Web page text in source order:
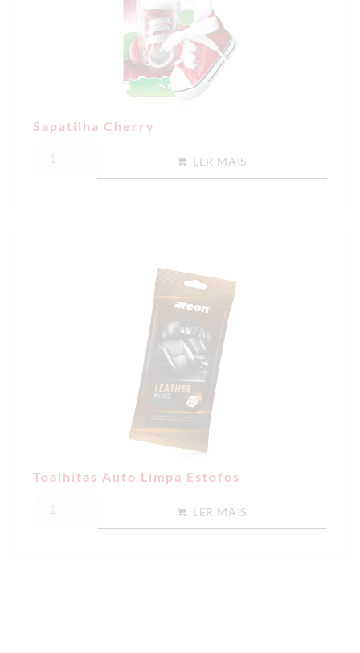
Sapatilha Cherry
LER MAIS
Toalhitas Auto Limpa Estofos
LER MAIS